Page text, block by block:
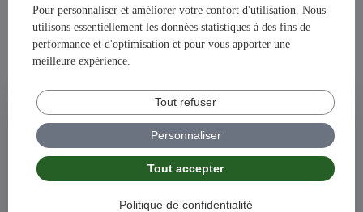
Pour personnaliser et améliorer votre confort d'utilisation. Nous
utilisons essentiellement les données statistiques à des fins de
performance et d'optimisation et pour vous apporter une
meilleure expérience.
Tout accepter
Tout refuser
Personnaliser
Politique de confidentialité
expansion !
Ensemble, construisons votre avenir et votre succès avec
illiCO travaux !
Postuler à l'offre
Directeur d’agence franchisé F/H,
secteur Mazamet (81)